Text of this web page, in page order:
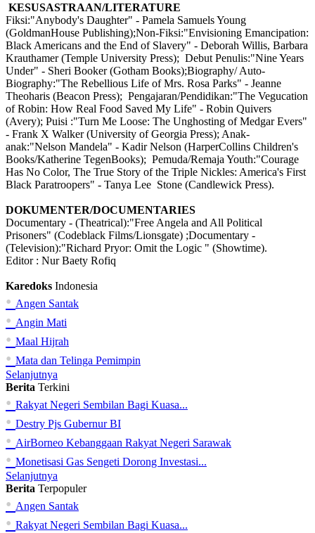
KESUSASTRAAN/LITERATURE
Fiksi:"Anybody's Daughter" - Pamela Samuels Young
(GoldmanHouse Publishing);Non-Fiksi:"Envisioning Emancipation:
Black Americans and the End of Slavery" - Deborah Willis, Barbara
Krauthamer (Temple University Press); Debut Penulis:"Nine Years
Under" - Sheri Booker (Gotham Books);Biography/ Auto-
Biography:"The Rebellious Life of Mrs. Rosa Parks" - Jeanne
Theoharis (Beacon Press); Pengajaran/Pendidikan:"The Vegucation
of Robin: How Real Food Saved My Life" - Robin Quivers
(Avery); Puisi :"Turn Me Loose: The Unghosting of Medgar Evers"
- Frank X Walker (University of Georgia Press); Anak-
anak:"Nelson Mandela" - Kadir Nelson (HarperCollins Children's
Books/Katherine TegenBooks); Pemuda/Remaja Youth:"Courage
Has No Color, The True Story of the Triple Nickles: America's First
Black Paratroopers" - Tanya Lee Stone (Candlewick Press).
DOKUMENTER/DOCUMENTARIES
Documentary - (Theatrical):"Free Angela and All Political
Prisoners" (Codeblack Films/Lionsgate) ;Documentary -
(Television):"Richard Pryor: Omit the Logic " (Showtime).
Editor : Nur Baety Rofiq
Karedoks Indonesia
• Angen Santak
• Angin Mati
• Maal Hijrah
• Mata dan Telinga Pemimpin
Selanjutnya
Berita Terkini
• Rakyat Negeri Sembilan Bagi Kuasa...
• Destry Pjs Gubernur BI
• AirBorneo Kebanggaan Rakyat Negeri Sarawak
• Monetisasi Gas Sengeti Dorong Investasi...
Selanjutnya
Berita Terpopuler
• Angen Santak
• Rakyat Negeri Sembilan Bagi Kuasa...